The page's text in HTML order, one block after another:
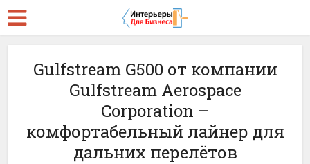
Gulfstream G500 от компании
Gulfstream Aerospace
Corporation –
комфортабельный лайнер для
дальних перелётов